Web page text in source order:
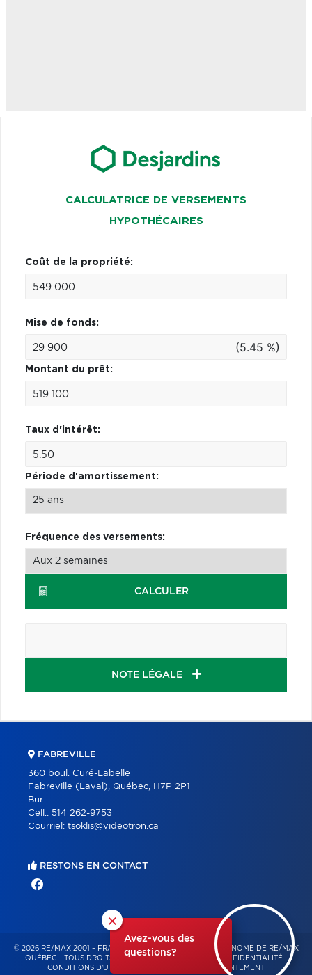
CALCULATRICE DE VERSEMENTS
HYPOTHÉCAIRES
Coût de la propriété:
Mise de fonds:
(5.45 %)
Montant du prêt:
Taux d'intérêt:
Période d'amortissement:
Fréquence des versements:
CALCULER
NOTE LÉGALE
×
Avez-vous des
questions?
FABREVILLE
360 boul. Curé-Labelle
Fabreville (Laval), Québec, H7P 2P1
Bur.:
Cell.: 514 262-9753
Courriel: tsoklis@videotron.ca
RESTONS EN CONTACT
© 2026 RE/MAX 2001 – FRANCHISÉ INDÉPENDANT ET AUTONOME DE RE/MAX
QUÉBEC – TOUS DROITS RÉSERVÉS -
POLITIQUE DE CONFIDENTIALITÉ -
CONDITIONS D'UTILISATION
GESTION DU CONSENTEMENT